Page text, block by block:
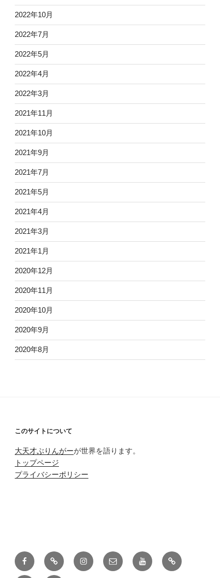
2022年10月
2022年7月
2022年5月
2022年4月
2022年3月
2021年11月
2021年10月
2021年9月
2021年7月
2021年5月
2021年4月
2021年3月
2021年1月
2020年12月
2020年11月
2020年10月
2020年9月
2020年8月
このサイトについて
大天才ぶりんがーが世界を語ります。
トップページ
プライバシーポリシー
FacebookTwitter Instagramメ
ー
Youtube pixiv